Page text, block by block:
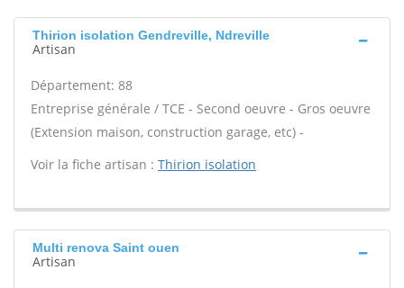
Thirion isolation Gendreville, Ndreville
Artisan
Département: 88
Entreprise générale / TCE - Second oeuvre - Gros oeuvre
(Extension maison, construction garage, etc) -
Voir la fiche artisan : Thirion isolation
Multi renova Saint ouen
Artisan